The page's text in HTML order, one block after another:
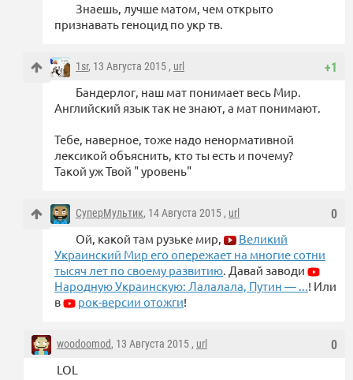
Знаешь, лучше матом, чем открыто
признавать геноцид по укр тв.
+1
1sr, 13 Августа 2015 , url
Бандерлог, наш мат понимает весь Мир.
Английский язык так не знают, а мат понимают.
Тебе, наверное, тоже надо ненормативной
лексикой объяснить, кто ты есть и почему?
Такой уж Твой " уровень"
0
СуперМультик, 14 Августа 2015 , url
Ой, какой там рузьке мир,
Великий
Украинский Мир его опережает на многие сотни
тысяч лет по своему развитию. Давай заводи
Народную Украинскую: Лалалала, Путин — ...! Или
в
рок-версии отожги!
0
woodoomod, 13 Августа 2015 , url
LOL